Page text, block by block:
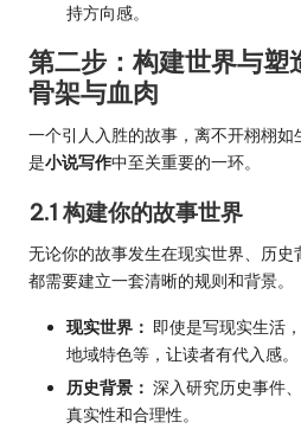
持方向感。
第二步：构建世界与
骨架与血肉
一个引人入胜的故事，离不开栩栩
是小说写作中至关重要的一环。
2.1 构建你的故事世界
无论你的故事发生在现实世界、历史
都需要建立一套清晰的规则和背景。
现实世界： 即使是写现实生活
地域特色等，让读者有代入感。
历史背景： 深入研究历史事件
真实性和合理性。